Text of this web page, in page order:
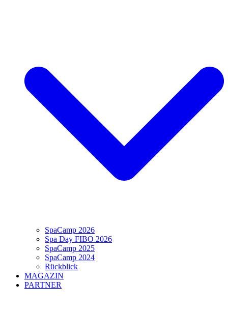
SpaCamp 2026
Spa Day FIBO 2026
SpaCamp 2025
SpaCamp 2024
Rückblick
MAGAZIN
PARTNER